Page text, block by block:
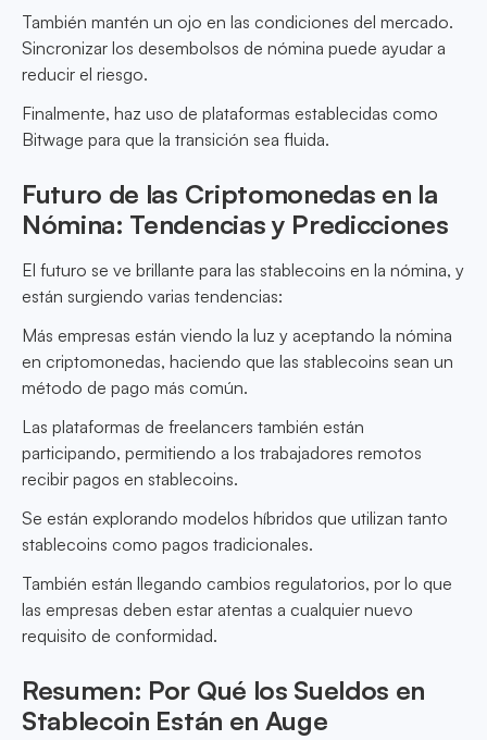
También mantén un ojo en las condiciones del mercado.
Sincronizar los desembolsos de nómina puede ayudar a
reducir el riesgo.
Finalmente, haz uso de plataformas establecidas como
Bitwage para que la transición sea fluida.
Futuro de las Criptomonedas en la
Nómina: Tendencias y Predicciones
El futuro se ve brillante para las stablecoins en la nómina, y
están surgiendo varias tendencias:
Más empresas están viendo la luz y aceptando la nómina
en criptomonedas, haciendo que las stablecoins sean un
método de pago más común.
Las plataformas de freelancers también están
participando, permitiendo a los trabajadores remotos
recibir pagos en stablecoins.
Se están explorando modelos híbridos que utilizan tanto
stablecoins como pagos tradicionales.
También están llegando cambios regulatorios, por lo que
las empresas deben estar atentas a cualquier nuevo
requisito de conformidad.
Resumen: Por Qué los Sueldos en
Stablecoin Están en Auge